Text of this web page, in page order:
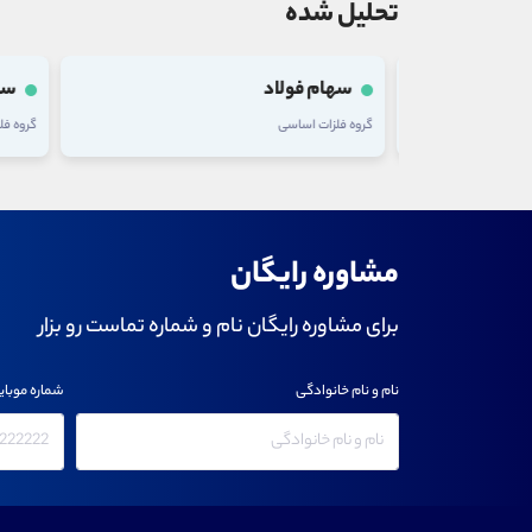
تحلیل شده
سهام فولاد
گروه فلزات اساسی گروه
مشاوره رایگان
برای مشاوره رایگان نام و شماره تماست رو بزار
نام و نام خانوادگی شماره